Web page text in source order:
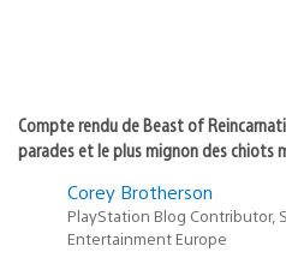
Compte rendu de Beast of
parades et le plus mignon des chiots
Corey Brotherson
PlayStation Blog Contributor,
Entertainment Europe